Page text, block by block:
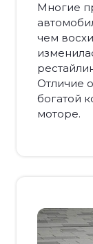
Многие
чем
Отличие
богатой
моторе.